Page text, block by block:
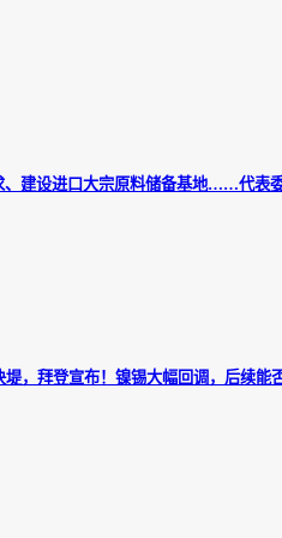
、建设进口大宗原料储备基地……代表
，拜登宣布！镍锡大幅回调，后续能